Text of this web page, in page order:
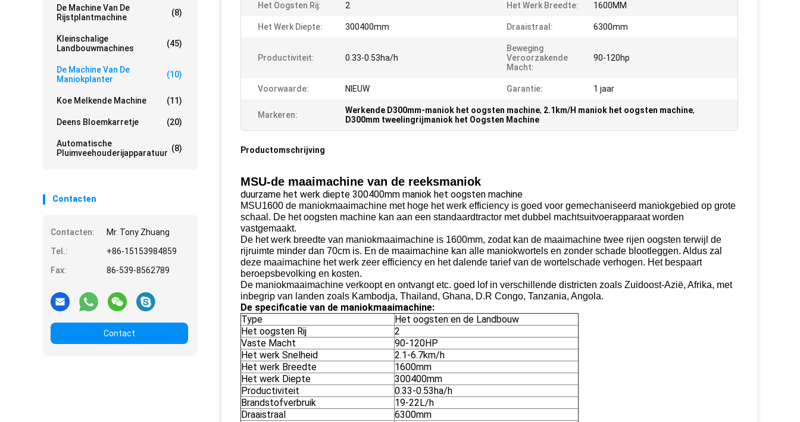
De Machine Van De
Rijstplantmachine
(8)
Kleinschalige
Landbouwmachines
(45)
De Machine Van De
Maniokplanter
(10)
Koe Melkende Machine (11)
Deens Bloemkarretje (20)
Automatische
Pluimveehouderijapparatuur (8)
Contacten
Contacten:
Mr. Tony Zhuang
Tel.:
+86-15153984859
Fax:
86-539-8562789
Contact
Het Oogsten Rij: 2 Het Werk Breedte: 1600MM
Het Werk Diepte: 300400mm Draaistraal: 6300mm
Productiviteit: 0.33-0.53ha/h
Beweging
Veroorzakende
Macht:
90-120hp
Voorwaarde: NIEUW Garantie: 1 jaar
Markeren: Werkende D300mm-maniok het oogsten machine, 2.1km/H maniok het oogsten machine,
D300mm tweelingrijmaniok het Oogsten Machine
Productomschrijving
MSU-de maaimachine van de reeksmaniok
duurzame het werk diepte 300400mm maniok het oogsten machine
MSU1600 de maniokmaaimachine met hoge het werk efficiency is goed voor gemechaniseerd maniokgebied op grote
schaal. De het oogsten machine kan aan een standaardtractor met dubbel machtsuitvoerapparaat worden
vastgemaakt.
De het werk breedte van maniokmaaimachine is 1600mm, zodat kan de maaimachine twee rijen oogsten terwijl de
rijruimte minder dan 70cm is. En de maaimachine kan alle maniokwortels en zonder schade blootleggen. Aldus zal
deze maaimachine het werk zeer efficiency en het dalende tarief van de wortelschade verhogen. Het bespaart
beroepsbevolking en kosten.
De maniokmaaimachine verkoopt en ontvangt etc. goed lof in verschillende districten zoals Zuidoost-Azië, Afrika, met
inbegrip van landen zoals Kambodja, Thailand, Ghana, D.R Congo, Tanzania, Angola.
De specificatie van de maniokmaaimachine:
Type
Het oogsten en de Landbouw
Het oogsten Rij
2
Vaste Macht
90-120HP
Het werk Snelheid
2.1-6.7km/h
Het werk Breedte
1600mm
Het werk Diepte
300400mm
Productiviteit
0.33-0.53ha/h
Brandstofverbruik
19-22L/h
Draaistraal
6300mm